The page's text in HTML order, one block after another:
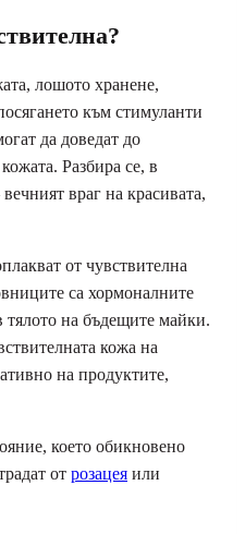
лошото хранене,
към стимуланти
да доведат до
Разбира се, в
враг на красивата,
от чувствителна
са хормоналните
тялото на бъдещите майки.
кожа на
на продуктите,
което обикновено
от розацея или